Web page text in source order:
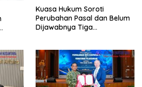
Kuasa Hukum Soroti
Perubahan Pasal dan Belum
Dijawabnya Tiga